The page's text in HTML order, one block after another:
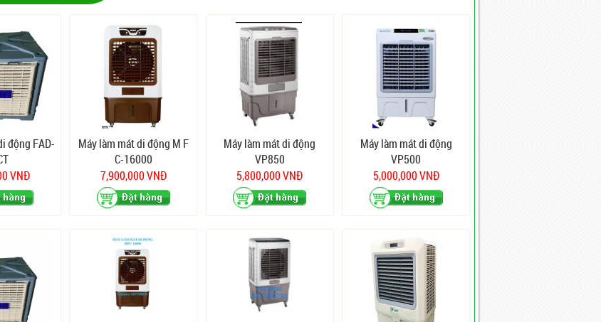
động FAD-
VNĐ
Máy làm mát di động M F
C-16000
7,900,000 VNĐ
Máy làm mát di động
VP850
5,800,000 VNĐ
Máy làm mát di động
VP500
5,000,000 VNĐ